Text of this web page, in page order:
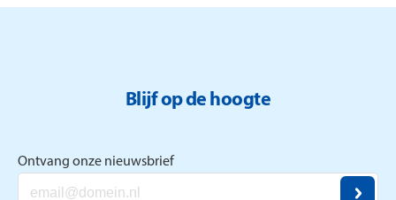
Blijf op de hoogte
Ontvang onze nieuwsbrief